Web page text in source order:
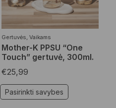
Gertuvės Vaikams
Mother-K PPSU “One
Touch” gertuvė, 300ml.
€25,99
Pasirinkti savybes